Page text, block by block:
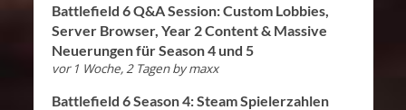
Battlefield 6 Q&A Session: Custom Lobbies,
Server Browser, Year 2 Content & Massive
Neuerungen für Season 4 und 5
vor 1 Woche, 2 Tagen bymaxx
Battlefield 6 Season 4: Steam Spielerzahlen